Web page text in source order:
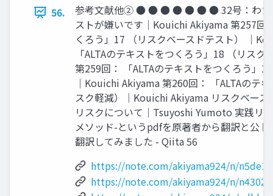
56.
参考文献他② ● ● ● ● ● ● ● 32号：わた
ストが嫌いです｜Kouichi Akiyama 第257回
くろう」17 （リスクベースドテスト） ｜
「ALTAのテキストをつくろう」18 （リス
第259回： 「ALTAのテキストをつくろう」
｜Kouichi Akiyama 第260回： 「ALTAのテ
スク軽減）｜Kouichi Akiyama リスクベー
リスクについて｜Tsuyoshi Yumoto 実践リ
メソッド-というpdfを原著者から翻訳と公
翻訳してみました - Qiita 56
https://note.com/akiyama924/n/
https://note.com/akiyama924/n/